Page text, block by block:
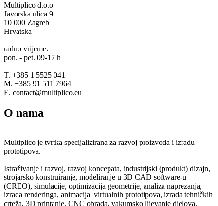
Multiplico d.o.o.
Javorska ulica 9
10 000 Zagreb
Hrvatska
radno vrijeme:
pon. - pet. 09-17 h
T. +385 1 5525 041
M. +385 91 511 7964
E. contact@multiplico.eu
O nama
Multiplico je tvrtka specijalizirana za razvoj proizvoda i izradu
prototipova.
Istraživanje i razvoj, razvoj koncepata, industrijski (produkt) dizajn,
strojarsko konstruiranje, modeliranje u 3D CAD software-u
(CREO), simulacije, optimizacija geometrije, analiza naprezanja,
izrada renderinga, animacija, virtualnih prototipova, izrada tehničkih
crteža, 3D printanje, CNC obrada, vakumsko lijevanje djelova,